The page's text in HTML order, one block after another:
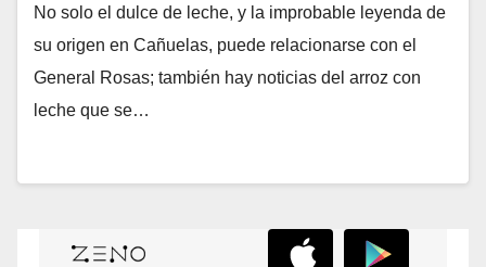
No solo el dulce de leche, y la improbable leyenda de
su origen en Cañuelas, puede relacionarse con el
General Rosas; también hay noticias del arroz con
leche que se…